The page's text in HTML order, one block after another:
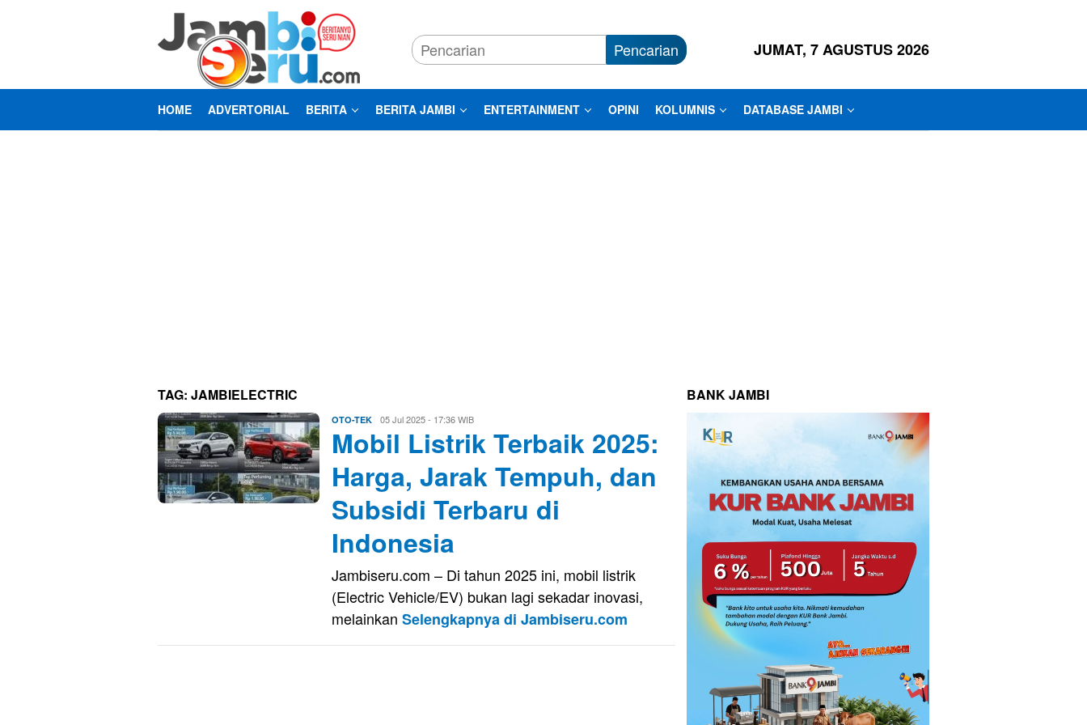
Pencarian JUMAT, 7 AGUSTUS 2026
HOME ADVERTORIAL BERITA BERITA JAMBI ENTERTAINMENT OPINI KOLUMNIS DATABASE JAMBI
TAG: JAMBIELECTRIC
OTO-TEK Aris
05 Jul 2025 - 17:36 WIB
Mobil Listrik Terbaik 2025:
Harga, Jarak Tempuh, dan
Subsidi Terbaru di
Indonesia
Jambiseru.com – Di tahun 2025 ini, mobil listrik
(Electric Vehicle/EV) bukan lagi sekadar inovasi,
melainkan Selengkapnya di Jambiseru.com
BANK JAMBI